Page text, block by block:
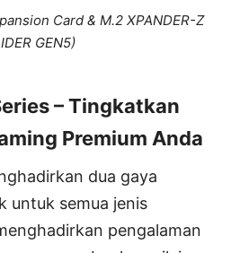
Card & M.2 XPANDER-Z
GEN5)
– Tingkatkan
Premium Anda
dua gaya
untuk semua jenis
pengalaman